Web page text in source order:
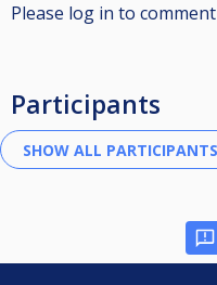
Please log in to comment
Participants